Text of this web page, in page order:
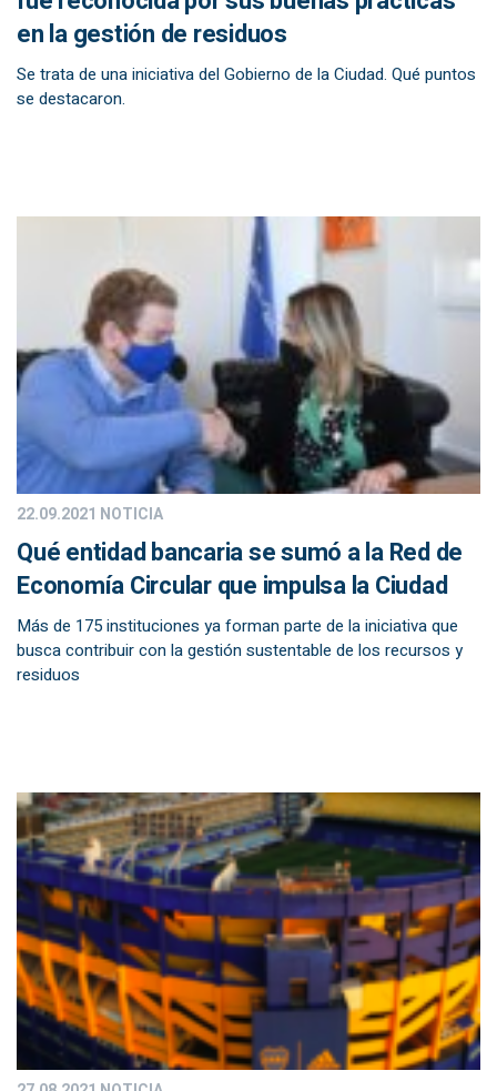
en la gestión de residuos
Se trata de una iniciativa del Gobierno de la Ciudad. Qué puntos
se destacaron.
22.09.2021 NOTICIA
Qué entidad bancaria se sumó a la Red de
Economía Circular que impulsa la Ciudad
Más de 175 instituciones ya forman parte de la iniciativa que
busca contribuir con la gestión sustentable de los recursos y
residuos